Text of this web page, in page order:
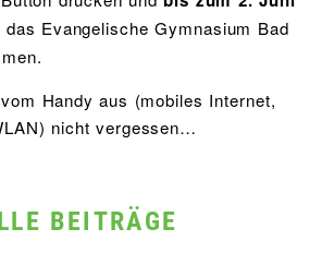
das Evangelische Gymnasium Bad
Handy aus (mobiles Internet,
nicht vergessen…
BEITRÄGE